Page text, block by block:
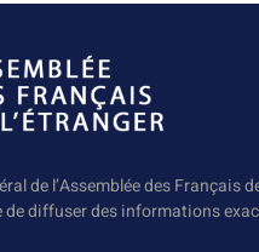
de l’Assemblée des Français
de diffuser des informations